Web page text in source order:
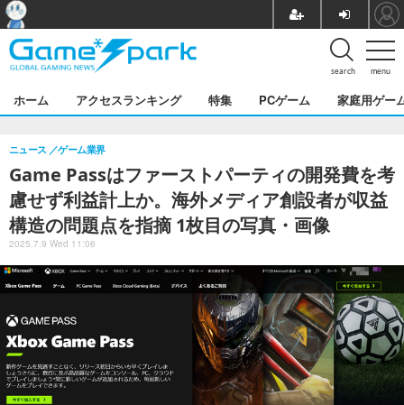
menu
search
ホーム アクセスランキング 特集 PCゲーム 家庭用ゲー
Game Passはファーストパーティの開発費を考
慮せず利益計上か。海外メディア創設者が収益
構造の問題点を指摘 1枚目の写真・画像
ニュース ゲーム業界
2025.7.9 Wed 11:06